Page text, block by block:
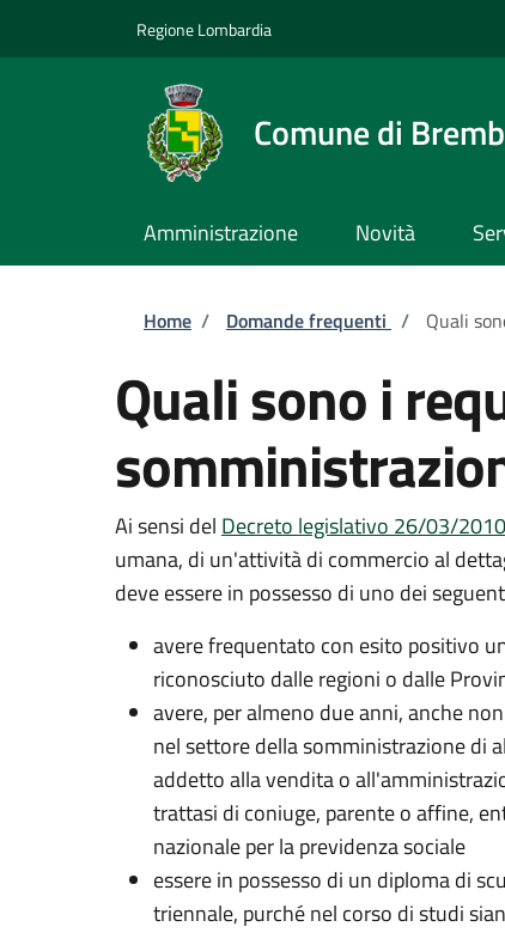
Regione Lombardia
Comune di
Amministrazione Novità
Briciole di pane
Home / Domande frequenti / Quali
Quali sono i
Ai sensi del Decreto legislativo 26/03/
umana, di un'attività di commercio al
deve essere in possesso di uno dei
avere frequentato con esito positivo
riconosciuto dalle regioni o dalle
avere, per almeno due anni, anche
nel settore della somministrazione di
addetto alla vendita o
trattasi di coniuge, parente o affine,
nazionale per la previdenza sociale
essere in possesso di un diploma di
triennale, purché nel corso di studi